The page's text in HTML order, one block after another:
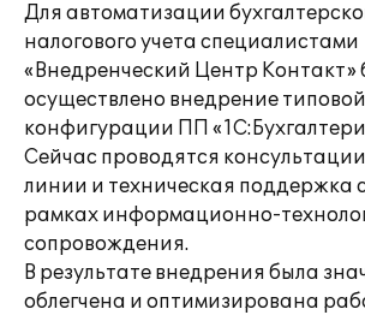
Для автоматизации
налогового учета специалистами
«Внедренческий Центр Контакт»
осуществлено внедрение типовой
конфигурации ПП
Сейчас проводятся
линии и техническая поддержка
рамках информационно-
сопровождения.
В результате внедрения была
облегчена и оптимизирована